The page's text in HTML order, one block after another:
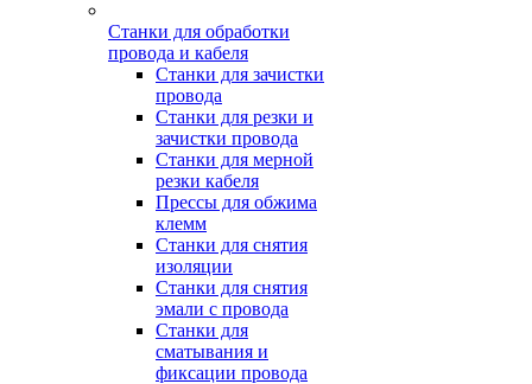
Станки для обработки
провода и кабеля
Станки для зачистки
провода
Станки для резки и
зачистки провода
Станки для мерной
резки кабеля
Прессы для обжима
клемм
Станки для снятия
изоляции
Станки для снятия
эмали с провода
Станки для
сматывания и
фиксации провода